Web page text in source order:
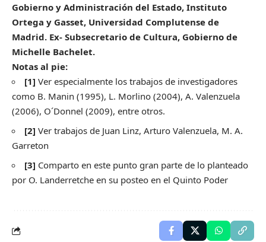
Gobierno y Administración del Estado, Instituto
Ortega y Gasset, Universidad Complutense de
Madrid. Ex- Subsecretario de Cultura, Gobierno de
Michelle Bachelet.
Notas al pie:
[1] Ver especialmente los trabajos de investigadores
como B. Manin (1995), L. Morlino (2004), A. Valenzuela
(2006), O´Donnel (2009), entre otros.
[2] Ver trabajos de Juan Linz, Arturo Valenzuela, M. A.
Garreton
[3] Comparto en este punto gran parte de lo planteado
por O. Landerretche en su posteo en el Quinto Poder